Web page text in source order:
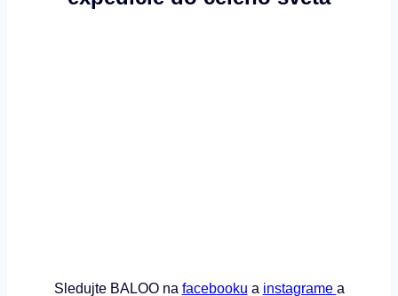
Sledujte BALOO na facebooku a instagrame a